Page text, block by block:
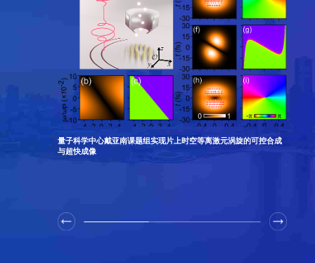
量子科学中心戴亚南课题组实现片上时空等离激元涡旋的可控合成
与超快成像